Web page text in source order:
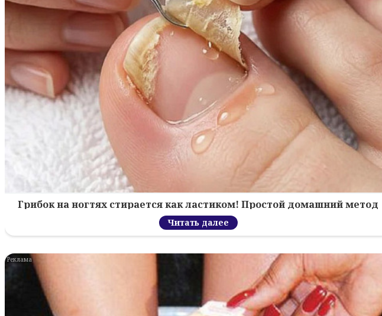
Грибок на ногтях стирается как ластиком! Простой домашний метод
Читать далее